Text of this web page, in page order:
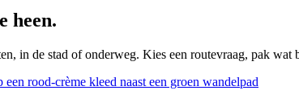
heen.
in de stad of onderweg. Kies een routevraag, pak